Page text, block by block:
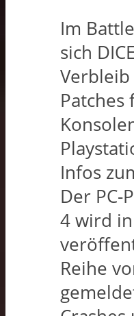
Im
sich
Patches
Infos
Der PC-
4 wird
Reihe